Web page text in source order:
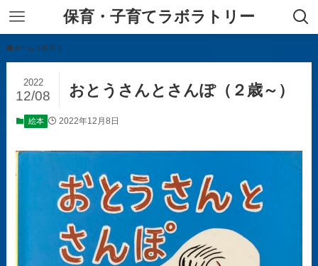
保育・子育てラボラトリー
ホーム 絵本
おとうさんとさんぽ（２歳～）
2022
12/08
絵本 2022年12月8日